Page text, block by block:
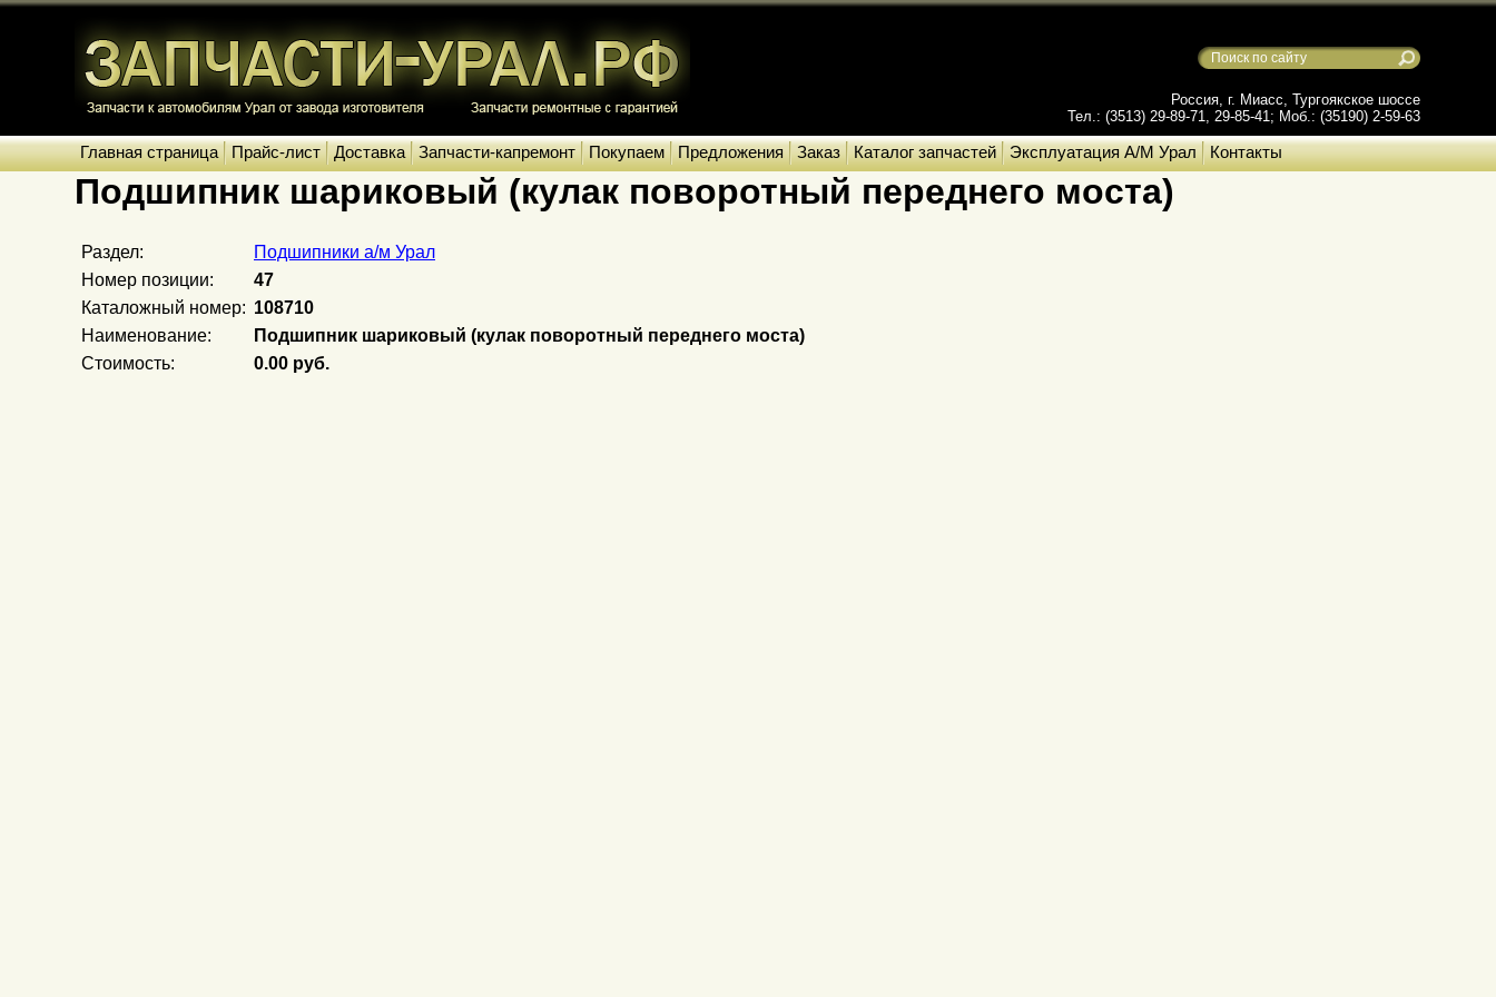
Россия, г. Миасс, Тургоякское шоссе
Тел.: (3513) 29-89-71, 29-85-41; Моб.: (35190) 2-59-63
Главная страница Прайс-лист Доставка Запчасти-капремонт Покупаем Предложения Заказ Каталог запчастей Эксплуатация А/М Урал Контакты
Подшипник шариковый (кулак поворотный переднего моста)
Раздел:
Подшипники а/м Урал
Номер позиции:
47
Каталожный номер: 108710
Наименование:
Подшипник шариковый (кулак поворотный переднего моста)
Стоимость:
0.00 руб.